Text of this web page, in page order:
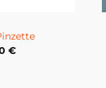
€